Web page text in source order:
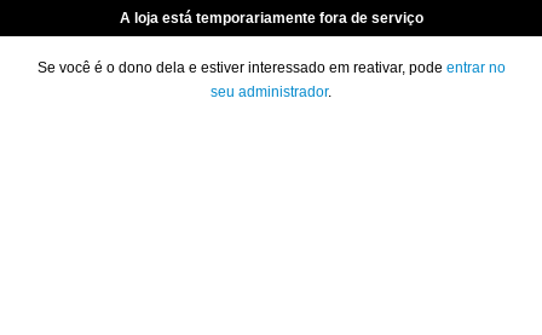
A loja está temporariamente fora de serviço
Se você é o dono dela e estiver interessado em reativar, pode entrar no
seu administrador.